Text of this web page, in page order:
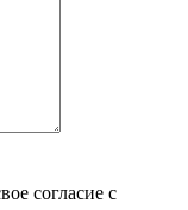
согласие с